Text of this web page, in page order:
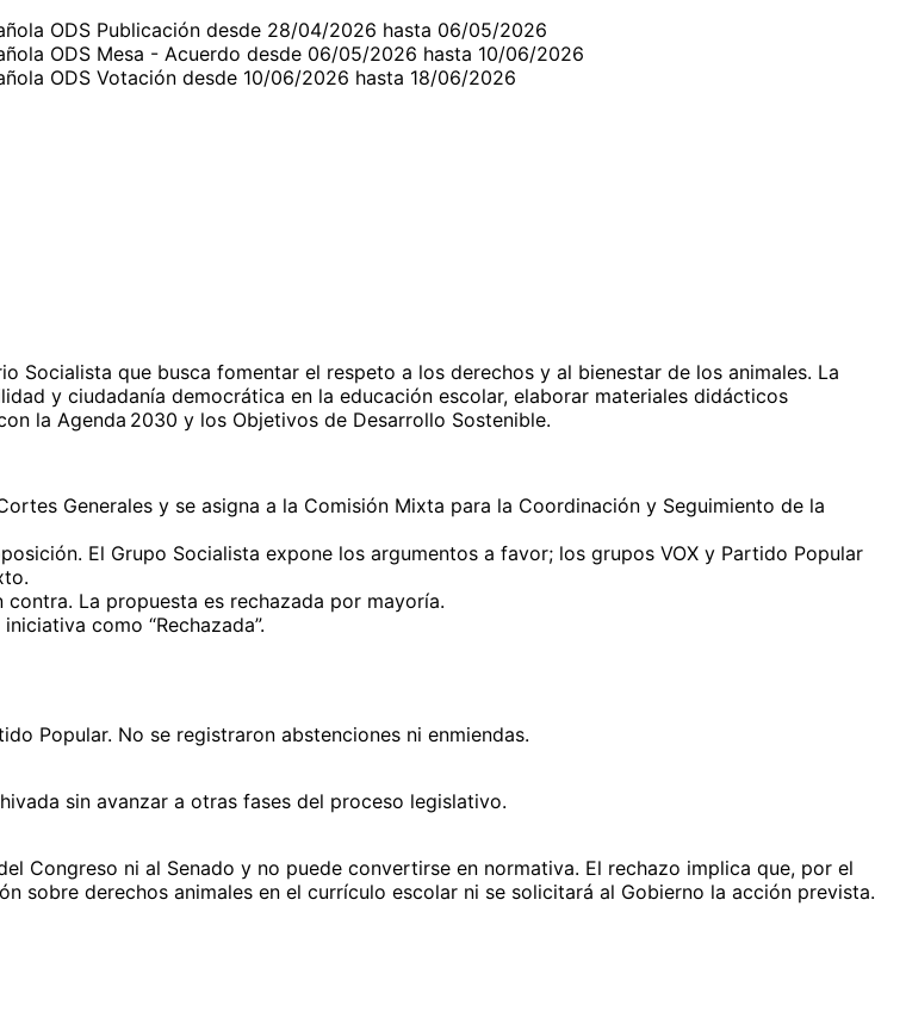
ODS Publicación desde 28/04/2026 hasta 06/05/2026
ODS Mesa - Acuerdo desde 06/05/2026 hasta 10/06/2026
ODS Votación desde 10/06/2026 hasta 18/06/2026
Socialista que busca fomentar el respeto a los derechos y al bienestar de los animales. La
y ciudadanía democrática en la educación escolar, elaborar materiales didácticos
la Agenda 2030 y los Objetivos de Desarrollo Sostenible.
Generales y se asigna a la Comisión Mixta para la Coordinación y Seguimiento de la
El Grupo Socialista expone los argumentos a favor; los grupos VOX y Partido Popular
La propuesta es rechazada por mayoría.
como “Rechazada”.
Popular. No se registraron abstenciones ni enmiendas.
sin avanzar a otras fases del proceso legislativo.
Congreso ni al Senado y no puede convertirse en normativa. El rechazo implica que, por el
sobre derechos animales en el currículo escolar ni se solicitará al Gobierno la acción prevista.